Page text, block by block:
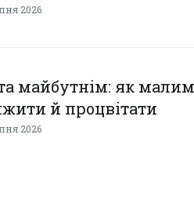
2026
майбутнім: як малим
й процвітати
2026